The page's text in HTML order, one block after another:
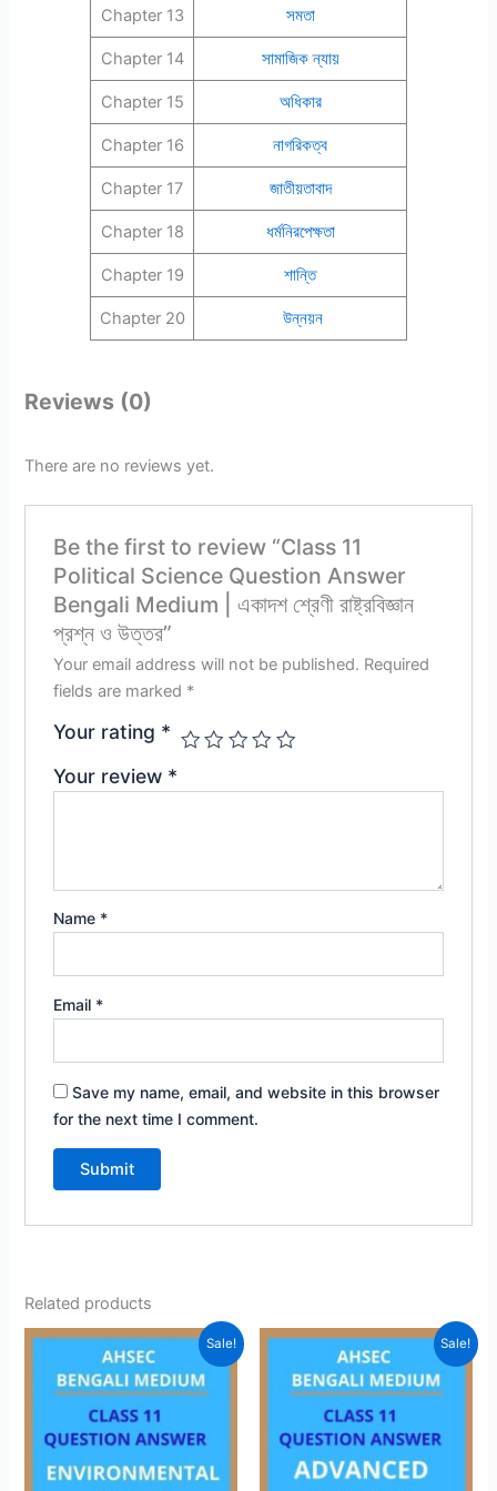
Chapter 13 সমতা
Chapter 14 সামাজিক ন্যায়
Chapter 15 অধিকার
Chapter 16 নাগরিকত্ব
Chapter 17 জাতীয়তাবাদ
Chapter 18 ধর্মনিরপেক্ষতা
Chapter 19 শান্তি
Chapter 20 উন্নয়ন
Reviews (0)
There are no reviews yet.
Be the first to review “Class 11
Political Science Question Answer
Bengali Medium | একাদশ শ্রেণী রাষ্ট্রবিজ্ঞান
প্রশ্ন ও উত্তর”
Your email address will not be published. Required
fields are marked *
Your rating *
Your review *
Name *
Email *
Save my name, email, and website in this browser
for the next time I comment.
Related products
Sale! Sale!